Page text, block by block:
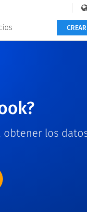
obtener los